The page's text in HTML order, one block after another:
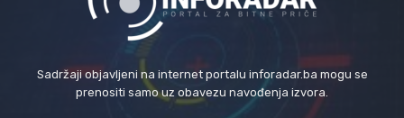
Sadržaji objavljeni na internet portalu inforadar.ba mogu se
prenositi samo uz obavezu navođenja izvora.